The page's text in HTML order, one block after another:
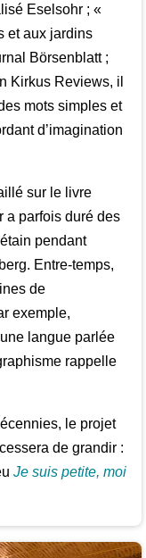
Eselsohr ; «
et aux jardins
Börsenblatt ;
Kirkus Reviews, il
mots simples et
d’imagination
sur le livre
a parfois duré des
pendant
Entre-temps,
de
exemple,
langue parlée
rappelle
le projet
de grandir :
Je suis petite, moi